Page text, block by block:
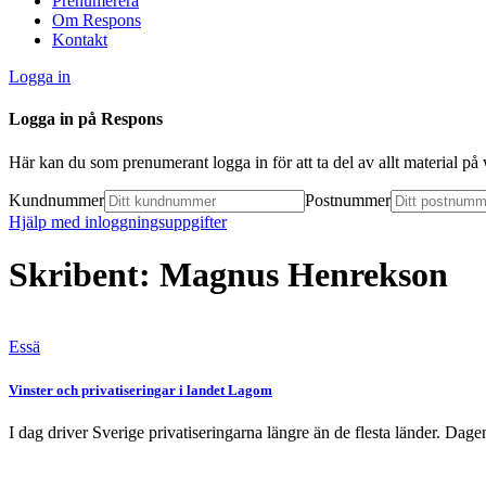
Om Respons
Kontakt
Logga in
Logga in på Respons
Här kan du som prenumerant logga in för att ta del av allt material på
Kundnummer
Postnummer
Hjälp med inloggningsuppgifter
Skribent: Magnus Henrekson
Essä
Vinster och privatiseringar i landet Lagom
I dag driver Sverige privatiseringarna längre än de flesta länder.